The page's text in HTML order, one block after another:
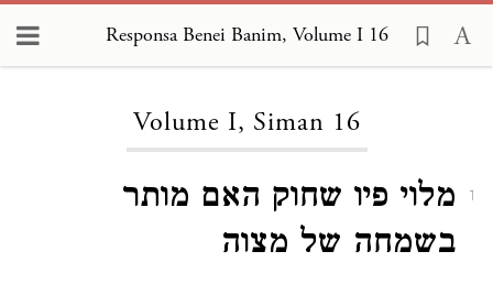
Responsa Benei Banim, Volume I 16
Volume I, Siman 16
1
מלוי פיו שחוק האם מותר
בשמחה של מצוה